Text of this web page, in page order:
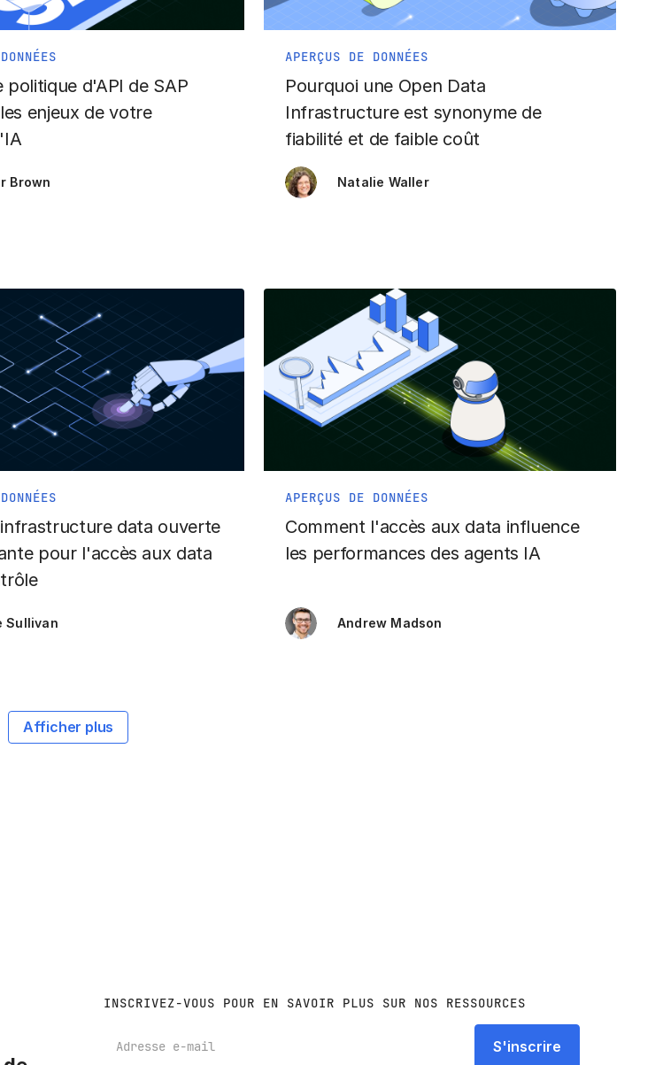
politique d'API de SAP
enjeux de votre
Brown
APERÇUS DE DONNÉES
Pourquoi une Open Data
Infrastructure est synonyme de
fiabilité et de faible coût
Natalie Waller
data ouverte
pour l'accès aux data
Sullivan
APERÇUS DE DONNÉES
Comment l'accès aux data influence
les performances des agents IA
Andrew Madson
Afficher plus
INSCRIVEZ-VOUS POUR EN SAVOIR PLUS SUR NOS RESSOURCES